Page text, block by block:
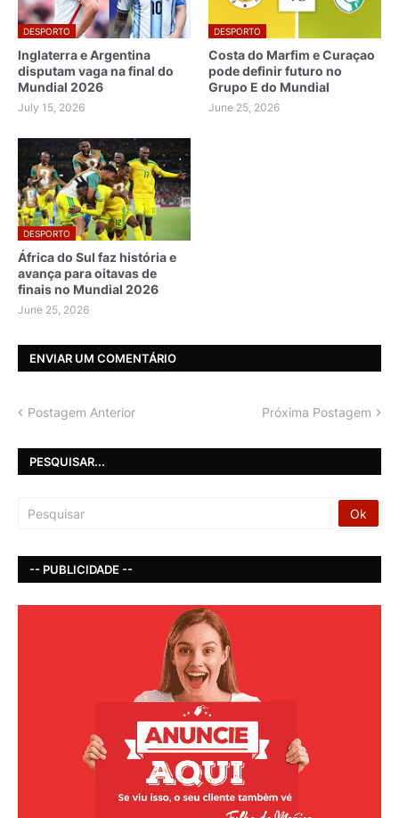
DESPORTO
Inglaterra e Argentina
disputam vaga na final do
Mundial 2026
July 15, 2026
DESPORTO
Costa do Marfim e Curaçao
pode definir futuro no
Grupo E do Mundial
June 25, 2026
DESPORTO
África do Sul faz história e
avança para oitavas de
finais no Mundial 2026
June 25, 2026
ENVIAR UM COMENTÁRIO
Postagem Anterior Próxima Postagem
PESQUISAR...
-- PUBLICIDADE --